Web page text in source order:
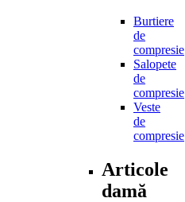
Burtiere
de
compresie
Salopete
de
compresie
Veste
de
compresie
Articole
damă